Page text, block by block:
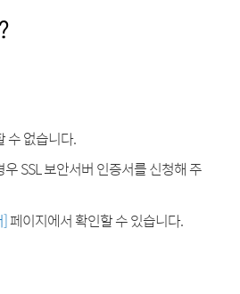
수 없습니다.
SSL 보안서버 인증서를 신청해 주
]페이지에서 확인할 수 있습니다.